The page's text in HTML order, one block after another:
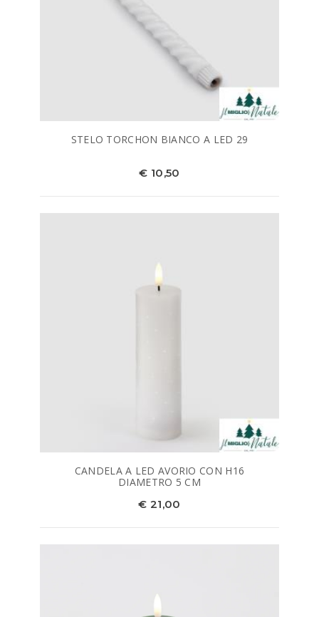
STELO TORCHON BIANCO A LED 29
€ 10,50
CANDELA A LED AVORIO CON H16
DIAMETRO 5 CM
€ 21,00